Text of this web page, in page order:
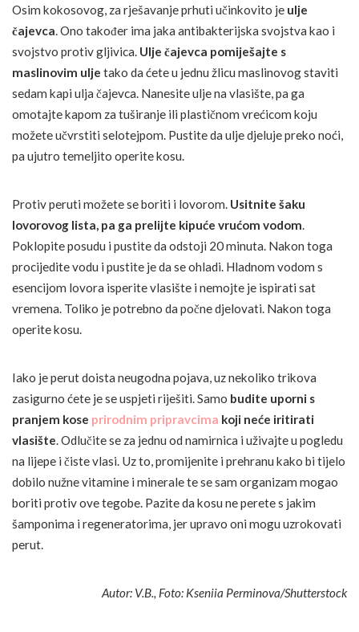
Osim kokosovog, za rješavanje prhuti učinkovito je ulje
čajevca. Ono također ima jaka antibakterijska svojstva kao i
svojstvo protiv gljivica. Ulje čajevca pomiješajte s
maslinovim ulje tako da ćete u jednu žlicu maslinovog staviti
sedam kapi ulja čajevca. Nanesite ulje na vlasište, pa ga
omotajte kapom za tuširanje ili plastičnom vrećicom koju
možete učvrstiti selotejpom. Pustite da ulje djeluje preko noći,
pa ujutro temeljito operite kosu.
Protiv peruti možete se boriti i lovorom. Usitnite šaku
lovorovog lista, pa ga prelijte kipuće vrućom vodom.
Poklopite posudu i pustite da odstoji 20 minuta. Nakon toga
procijedite vodu i pustite je da se ohladi. Hladnom vodom s
esencijom lovora isperite vlasište i nemojte je ispirati sat
vremena. Toliko je potrebno da počne djelovati. Nakon toga
operite kosu.
Iako je perut doista neugodna pojava, uz nekoliko trikova
zasigurno ćete je se uspjeti riješiti. Samo budite uporni s
pranjem kose prirodnim pripravcima koji neće iritirati
vlasište. Odlučite se za jednu od namirnica i uživajte u pogledu
na lijepe i čiste vlasi. Uz to, promijenite i prehranu kako bi tijelo
dobilo nužne vitamine i minerale te se sam organizam mogao
boriti protiv ove tegobe. Pazite da kosu ne perete s jakim
šamponima i regeneratorima, jer upravo oni mogu uzrokovati
perut.
Autor: V.B., Foto: Kseniia Perminova/Shutterstock